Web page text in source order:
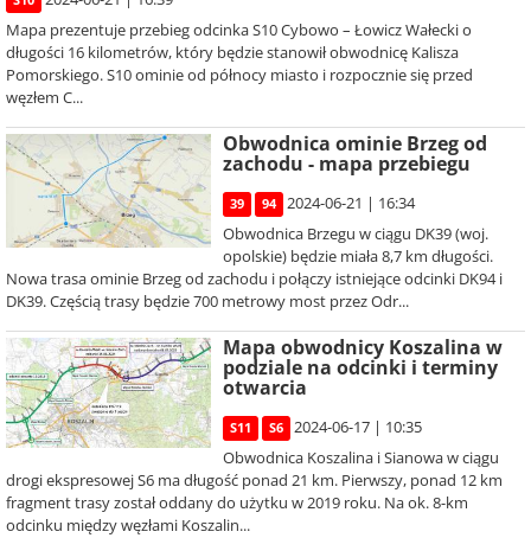
Mapa prezentuje przebieg odcinka S10 Cybowo – Łowicz Wałecki o
długości 16 kilometrów, który będzie stanowił obwodnicę Kalisza
Pomorskiego. S10 ominie od północy miasto i rozpocznie się przed
węzłem C...
Obwodnica ominie Brzeg od
zachodu - mapa przebiegu
39 94
2024-06-21 | 16:34
Obwodnica Brzegu w ciągu DK39 (woj.
opolskie) będzie miała 8,7 km długości.
Nowa trasa ominie Brzeg od zachodu i połączy istniejące odcinki DK94 i
DK39. Częścią trasy będzie 700 metrowy most przez Odr...
Mapa obwodnicy Koszalina w
podziale na odcinki i terminy
otwarcia
S11 S6
2024-06-17 | 10:35
Obwodnica Koszalina i Sianowa w ciągu
drogi ekspresowej S6 ma długość ponad 21 km. Pierwszy, ponad 12 km
fragment trasy został oddany do użytku w 2019 roku. Na ok. 8-km
odcinku między węzłami Koszalin...